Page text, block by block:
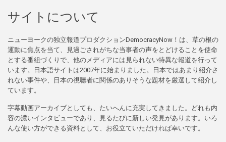
サイトについて
ニューヨークの独立報道プロダクションDemocracyNow！は、草の根の
運動に焦点を当て、見過ごされがちな当事者の声をとどけることを使命
とする番組づくりで、他のメディアには見られない特異な報道を行って
います。日本語サイトは2007年に始まりました。日本ではあまり紹介さ
れない事件や、日本の視聴者に関係のありそうな題材を厳選して紹介し
ています。
字幕動画アーカイブとしても、たいへんに充実してきました。どれも内
容の濃いインタビューであり、見るたびに新しい発見があります。いろ
んな使い方ができる資料として、お役立ていただければ幸いです。